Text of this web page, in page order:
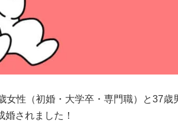
女性（初婚・大学卒・専門職）と37歳
されました！